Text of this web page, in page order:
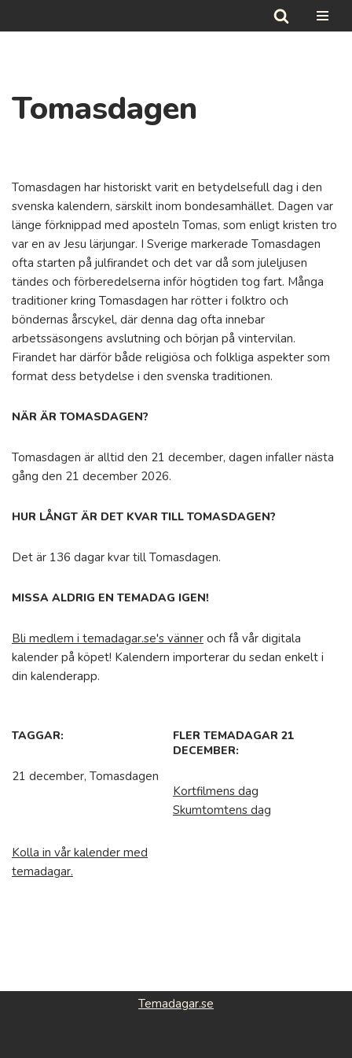
Tomasdagen
Tomasdagen har historiskt varit en betydelsefull dag i den
svenska kalendern, särskilt inom bondesamhället. Dagen var
länge förknippad med aposteln Tomas, som enligt kristen tro
var en av Jesu lärjungar. I Sverige markerade Tomasdagen
ofta starten på julfirandet och det var då som juleljusen
tändes och förberedelserna inför högtiden tog fart. Många
traditioner kring Tomasdagen har rötter i folktro och
böndernas årscykel, där denna dag ofta innebar
arbetssäsongens avslutning och början på vintervilan.
Firandet har därför både religiösa och folkliga aspekter som
format dess betydelse i den svenska traditionen.
NÄR ÄR TOMASDAGEN?
Tomasdagen är alltid den 21 december, dagen infaller nästa
gång den 21 december 2026.
HUR LÅNGT ÄR DET KVAR TILL TOMASDAGEN?
Det är 136 dagar kvar till Tomasdagen.
MISSA ALDRIG EN TEMADAG IGEN!
Bli medlem i temadagar.se's vänner och få vår digitala
kalender på köpet! Kalendern importerar du sedan enkelt i
din kalenderapp.
TAGGAR:
21 december, Tomasdagen
FLER TEMADAGAR 21
DECEMBER:
Kortfilmens dag
Skumtomtens dag
Kolla in vår kalender med
temadagar.
Temadagar.se